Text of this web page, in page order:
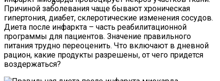
Эффективная При Гипертонии Диета
Dash, Система Питания И Меню На
Неделю
Как Выглядят Жены Солистов
Легендарной Группы Modern Talking?
Причиной заболевания чаще бывают хроническая
гипертония, диабет, склеротические изменения сосудов.
Диета после инфаркта – часть реабилитационной
программы для пациентов. Значение правильного
питания трудно переоценить. Что включают в дневной
рацион, какие продукты разрешены, от чего придется
воздержаться?